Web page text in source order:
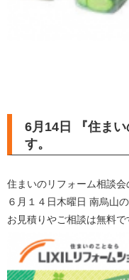
6月14日 『住ま
す。
住まいのリフォーム相談会
６月１４日木曜日 南烏山
お見積りやご相談は無料で